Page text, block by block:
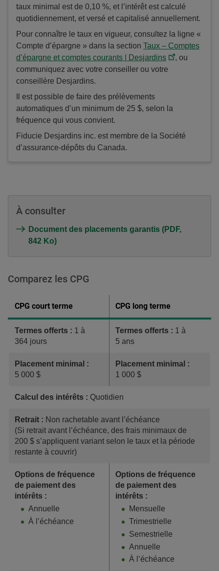
taux minimal est de 0,10 %, et l’intérêt est calculé
quotidiennement, et versé et capitalisé annuellement.
Pour connaître le taux en vigueur, consultez la ligne «
Compte d’épargne » dans la section Taux – Comptes
d’épargne et comptes courants | Desjardins
, ou
communiquez avec votre conseiller ou votre
conseillère Desjardins.
Il est possible de faire des prélèvements
automatiques d’un minimum de 25 $, selon la
fréquence qui vous convient.
Fiducie Desjardins inc. est membre de la Société
d’assurance-dépôts du Canada.
À consulter
Document des placements garantis (PDF,
842 Ko)
Comparez les CPG
CPG court terme CPG long terme
Termes offerts : 1 à
364 jours
Termes offerts : 1 à
5 ans
Placement minimal :
5 000 $
Placement minimal :
1 000 $
Calcul des intérêts : Quotidien
Retrait : Non rachetable avant l’échéance
(Si retrait avant l’échéance, des frais minimaux de
200 $ s’appliquent variant selon le taux et la période
restante à couvrir)
Options de fréquence
de paiement des
intérêts :
Annuelle
À l’échéance
Options de fréquence
de paiement des
intérêts :
Mensuelle
Trimestrielle
Semestrielle
Annuelle
À l’échéance